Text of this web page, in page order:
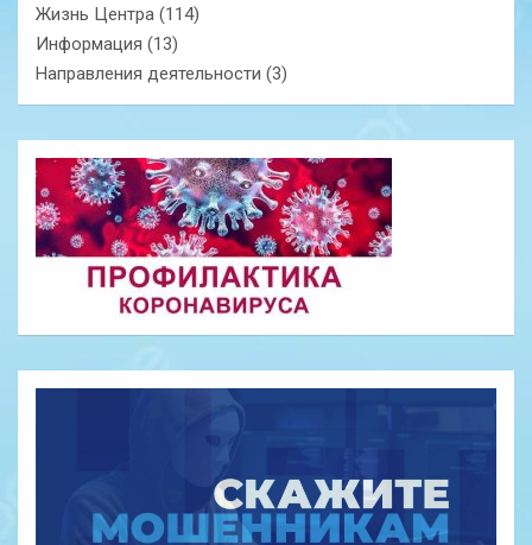
Жизнь Центра (114)
Информация (13)
Направления деятельности (3)